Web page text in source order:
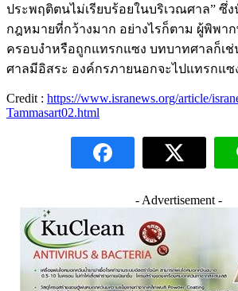
ประพฤติตนไม่เรียบร้อยในบริเวณศาล” ซึ่
กฎหมายที่กว้างมาก อย่างไรก็ตาม ผู้พิพา
ครอบงำหรือถูกแทรกแซง บทบาทศาลก็เช่
ศาลมีอิสระ องค์กรภายนอกจะไปแทรกแซ
Credit : https://www.isranews.org/article/
Tammasart02.html
- Advertisement -